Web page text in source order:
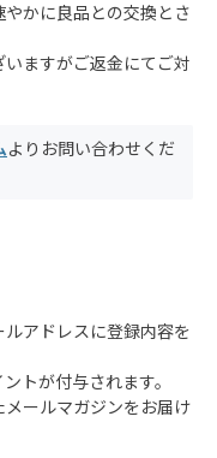
かに良品との交換とさ
ますがご返金にてご対
よりお問い合わせくだ
アドレスに登録内容を
トが付与されます。
ールマガジンをお届け